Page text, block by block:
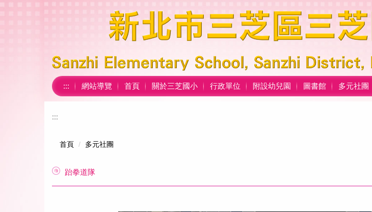
::: 網站導覽 首頁 關於三芝國小 行政單位 附設幼兒園 圖書館 多元社團
:::
首頁 多元社團
跆拳道隊